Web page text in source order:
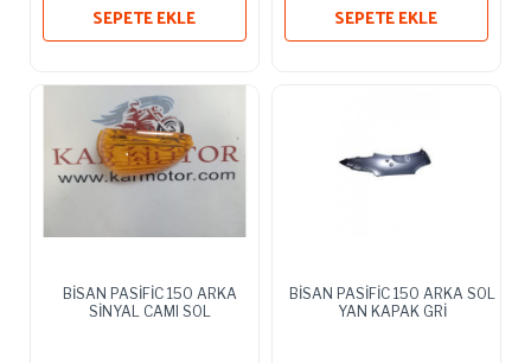
SEPETE EKLE
SEPETE EKLE
BİSAN PASİFİC 150 ARKA
SİNYAL CAMI SOL
BİSAN PASİFİC 150 ARKA SOL
YAN KAPAK GRİ